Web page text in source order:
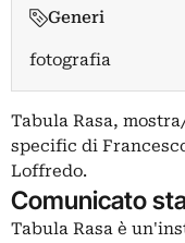
Generi
fotografia
Tabula Rasa,
specific di
Loffredo.
Comunicato
Tabula Rasa è